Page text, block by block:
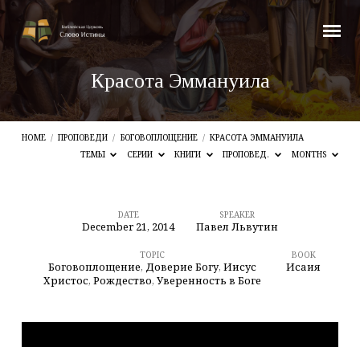
Красота Эммануила
HOME / ПРОПОВЕДИ / БОГОВОПЛОЩЕНИЕ / КРАСОТА ЭММАНУИЛА
ТЕМЫ
СЕРИИ КНИГИ ПРОПОВЕД. MONTHS
Красота
Эммануила
DATE
December 21, 2014
SPEAKER
Павел Львутин
TOPIC
Боговоплощение, Доверие Богу, Иисус
Христос, Рождество, Уверенность в Боге
BOOK
Исаия